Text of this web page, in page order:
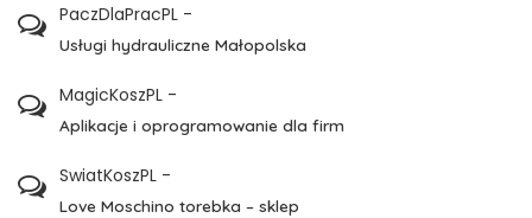
PaczDlaPracPL -
Usługi hydrauliczne Małopolska
MagicKoszPL -
Aplikacje i oprogramowanie dla firm
SwiatKoszPL -
Love Moschino torebka – sklep